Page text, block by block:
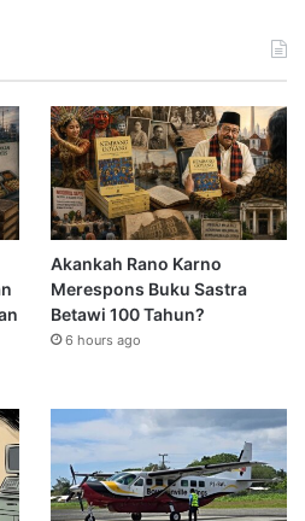
Akankah Rano Karno
Merespons Buku Sastra
Betawi 100 Tahun?
6 hours ago